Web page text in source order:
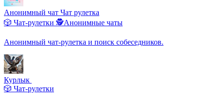
Анонимный чат Чат рулетка
🎲 Чат-рулетки 🕵️Анонимные чаты
Анонимный чат-рулетка и поиск собеседников.
Курлык ️
🎲 Чат-рулетки